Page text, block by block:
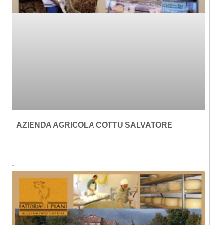
AZIENDA AGRICOLA COTTU SALVATORE